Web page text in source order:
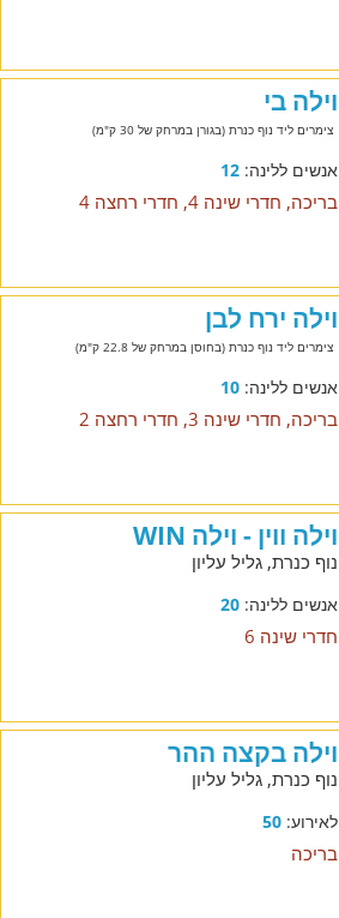
וילה בי
צימרים ליד נוף כנרת (בגורן במרחק של 30 ק"מ)
אנשים ללינה:12
בריכה, חדרי שינה 4, חדרי רחצה 4
וילה ירח לבן
צימרים ליד נוף כנרת (בחוסן במרחק של 22.8 ק"מ)
אנשים ללינה:10
בריכה, חדרי שינה 3, חדרי רחצה 2
וילה ווין - וילה WIN
נוף כנרת, גליל עליון
אנשים ללינה:20
חדרי שינה 6
וילה בקצה ההר
נוף כנרת, גליל עליון
לאירוע:50
בריכה